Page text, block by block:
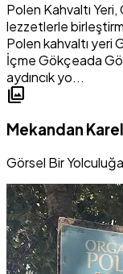
Polen Kahvaltı
lezzetlerle
Polen kahvaltı yeri
İçmeGökçeada
aydıncık yo...
photo_library
Mekandan
Görsel Bir Yolculuğa